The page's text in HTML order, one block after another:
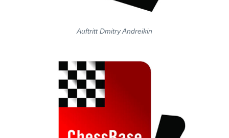
Auftritt Dmitry Andreikin